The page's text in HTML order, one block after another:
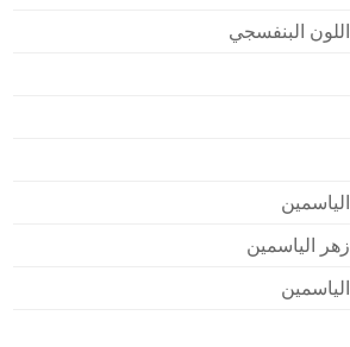
اللون البنفسجي
الياسمين
زهر الياسمين
الياسمين